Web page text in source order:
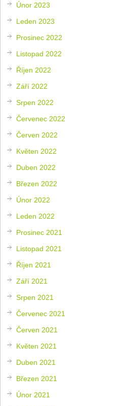
Únor 2023
Leden 2023
Prosinec 2022
Listopad 2022
Říjen 2022
Září 2022
Srpen 2022
Červenec 2022
Červen 2022
Květen 2022
Duben 2022
Březen 2022
Únor 2022
Leden 2022
Prosinec 2021
Listopad 2021
Říjen 2021
Září 2021
Srpen 2021
Červenec 2021
Červen 2021
Květen 2021
Duben 2021
Březen 2021
Únor 2021